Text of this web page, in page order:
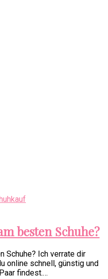
besten Schuhe?
Schuhe? Ich verrate dir
online schnell, günstig und
findest.…